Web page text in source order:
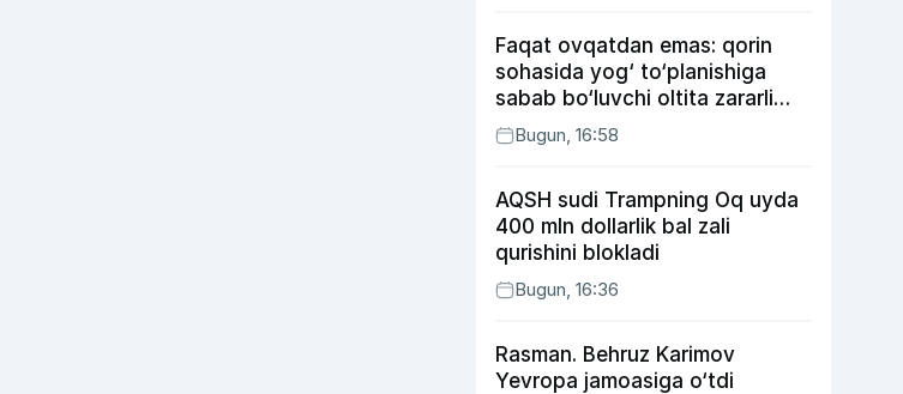
Faqat ovqatdan emas: qorin
sohasida yog‘ to‘planishiga
sabab bo‘luvchi oltita zararli
odatBugun, 16:58
AQSH sudi Trampning Oq uyda
400 mln dollarlik bal zali
qurishini blokladi
Bugun, 16:36
Rasman. Behruz Karimov
Yevropa jamoasiga o‘tdi